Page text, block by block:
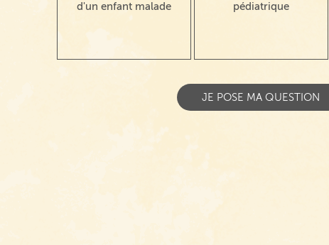
d'un enfant malade
pédiatrique